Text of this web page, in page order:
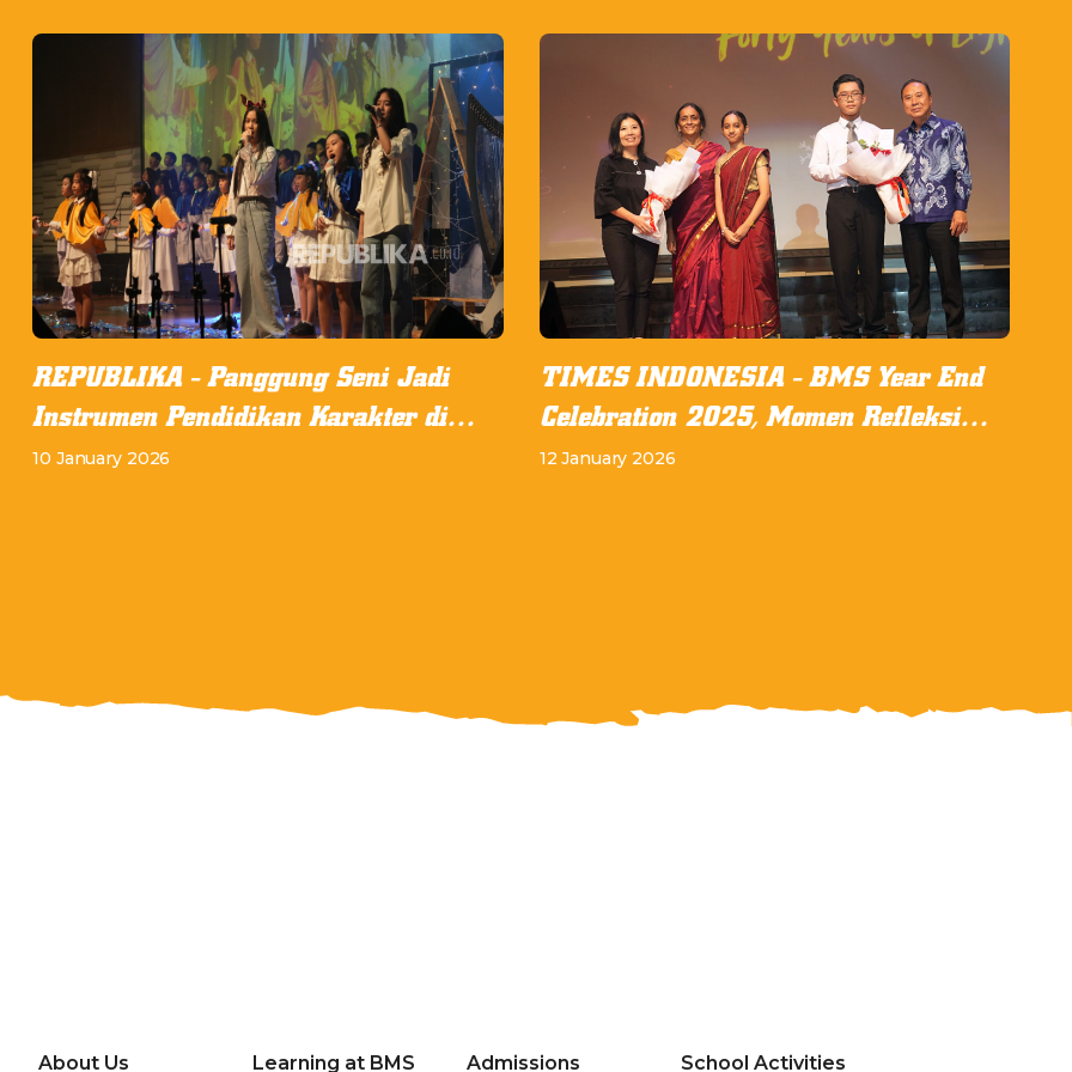
REPUBLIKA - Panggung Seni Jadi
Instrumen Pendidikan Karakter di
Sekolah
10 January 2026
TIMES INDONESIA - BMS Year End
Celebration 2025, Momen Refleksi
dan Apresiasi di Bunda Mulia School
12 January 2026
About Us Learning at BMS Admissions School Activities